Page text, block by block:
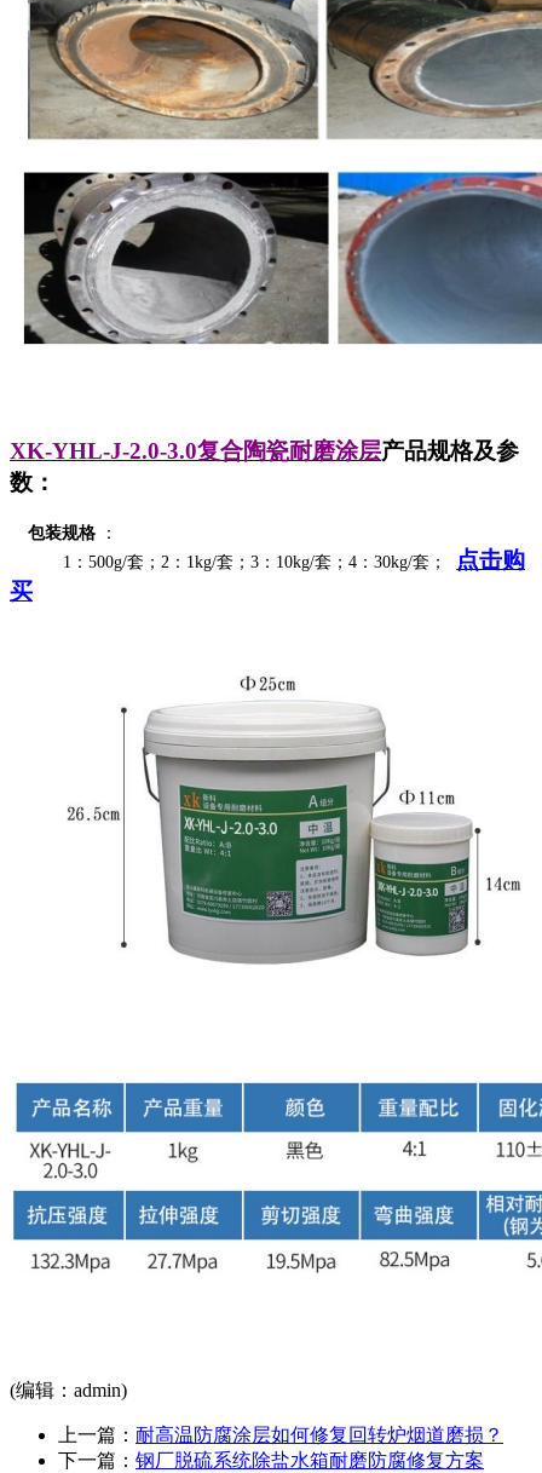
XK-YHL-J-2.0-3.0复合陶瓷耐磨涂层产品规格及参
数：
包装规格 ：
1：500g/套；2：1kg/套；3：10kg/套；4：30kg/套；
点击购
买
(编辑：admin)
上一篇： 耐高温防腐涂层如何修复回转炉烟道磨损？
下一篇： 钢厂脱硫系统除盐水箱耐磨防腐修复方案